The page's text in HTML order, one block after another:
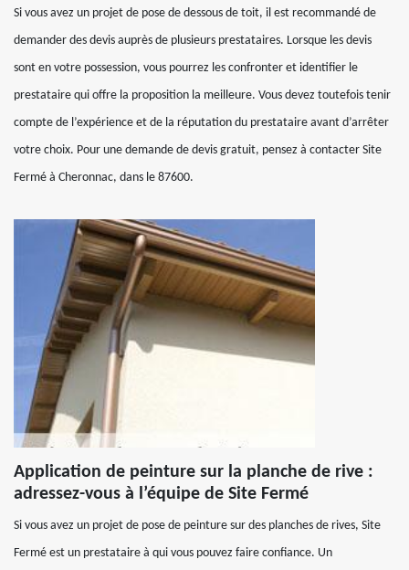
Si vous avez un projet de pose de dessous de toit, il est recommandé de
demander des devis auprès de plusieurs prestataires. Lorsque les devis
sont en votre possession, vous pourrez les confronter et identifier le
prestataire qui offre la proposition la meilleure. Vous devez toutefois tenir
compte de l’expérience et de la réputation du prestataire avant d’arrêter
votre choix. Pour une demande de devis gratuit, pensez à contacter Site
Fermé à Cheronnac, dans le 87600.
Application de peinture sur la planche de rive :
adressez-vous à l’équipe de Site Fermé
Si vous avez un projet de pose de peinture sur des planches de rives, Site
Fermé est un prestataire à qui vous pouvez faire confiance. Un